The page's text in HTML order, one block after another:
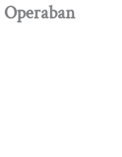
Operaban